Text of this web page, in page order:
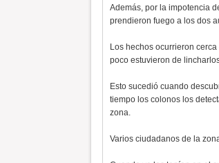
Además, por la impotencia
prendieron fuego a los dos
Los hechos ocurrieron
poco estuvieron de
Esto sucedió cuando
tiempo los colonos los
zona.
Varios ciudadanos de la